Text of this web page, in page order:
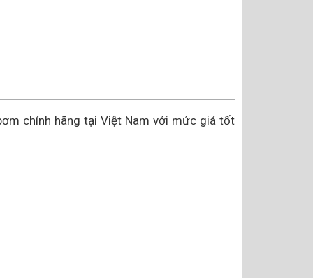
chính hãng tại Việt Nam với mức giá tốt